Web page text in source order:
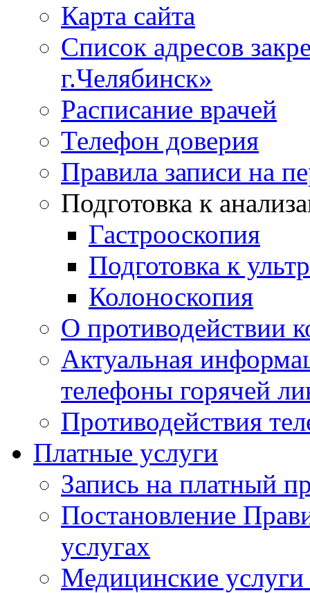
Карта сайта
Список адресов
г.Челябинск»
Расписание врачей
Телефон доверия
Правила записи на
Подготовка к
Гастрооскопия
Подготовка к
Колоноскопия
О противодействии
Актуальная
телефоны горячей
Противодействия
Платные услуги
Запись на платный
Постановление
услугах
Медицинские